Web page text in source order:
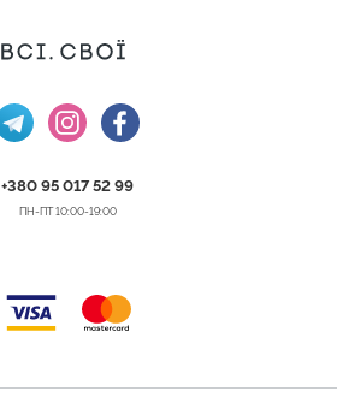
+380 95 017 52 99
ПН-ПТ 10:00-19:00